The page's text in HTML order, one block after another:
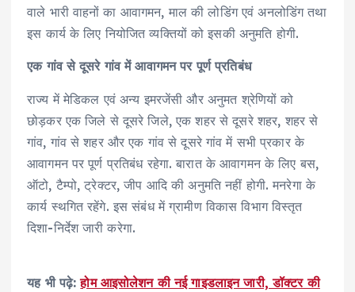
वाले भारी वाहनों का आवागमन, माल की लोडिंग एवं अनलोडिंग तथा
इस कार्य के लिए नियोजित व्यक्तियों को इसकी अनुमति होगी.
एक गांव से दूसरे गांव में आवागमन पर पूर्ण प्रतिबंध
राज्य में मेडिकल एवं अन्य इमरजेंसी और अनुमत श्रेणियों को
छोड़कर एक जिले से दूसरे जिले, एक शहर से दूसरे शहर, शहर से
गांव, गांव से शहर और एक गांव से दूसरे गांव में सभी प्रकार के
आवागमन पर पूर्ण प्रतिबंध रहेगा. बारात के आवागमन के लिए बस,
ऑटो, टैम्पो, ट्रेक्टर, जीप आदि की अनुमति नहीं होगी. मनरेगा के
कार्य स्थगित रहेंगे. इस संबंध में ग्रामीण विकास विभाग विस्तृत
दिशा-निर्देश जारी करेगा.
यह भी पढ़े:होम आइसोलेशन की नई गाइडलाइन जारी, डॉक्टर की